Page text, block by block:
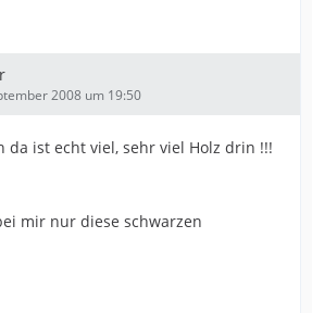
2008 um 19:50
da ist echt viel, sehr viel Holz drin !!!
mir nur diese schwarzen